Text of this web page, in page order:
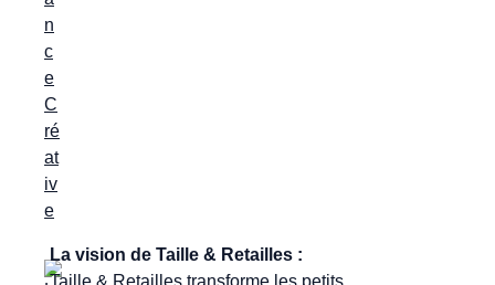
La vision de Taille & Retailles :